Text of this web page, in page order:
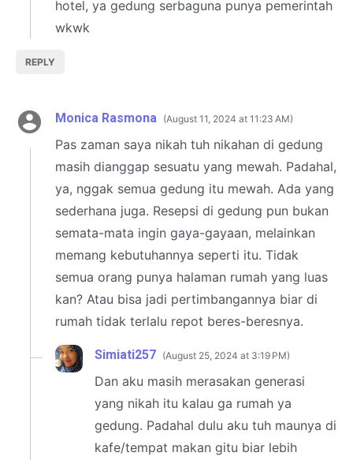
hotel, ya gedung serbaguna punya pemerintah
wkwk
REPLY
Monica Rasmona August 11, 2024 at 11:23 AM
Pas zaman saya nikah tuh nikahan di gedung
masih dianggap sesuatu yang mewah. Padahal,
ya, nggak semua gedung itu mewah. Ada yang
sederhana juga. Resepsi di gedung pun bukan
semata-mata ingin gaya-gayaan, melainkan
memang kebutuhannya seperti itu. Tidak
semua orang punya halaman rumah yang luas
kan? Atau bisa jadi pertimbangannya biar di
rumah tidak terlalu repot beres-beresnya.
Simiati257 August 25, 2024 at 3:19 PM
Dan aku masih merasakan generasi
yang nikah itu kalau ga rumah ya
gedung. Padahal dulu aku tuh maunya di
kafe/tempat makan gitu biar lebih